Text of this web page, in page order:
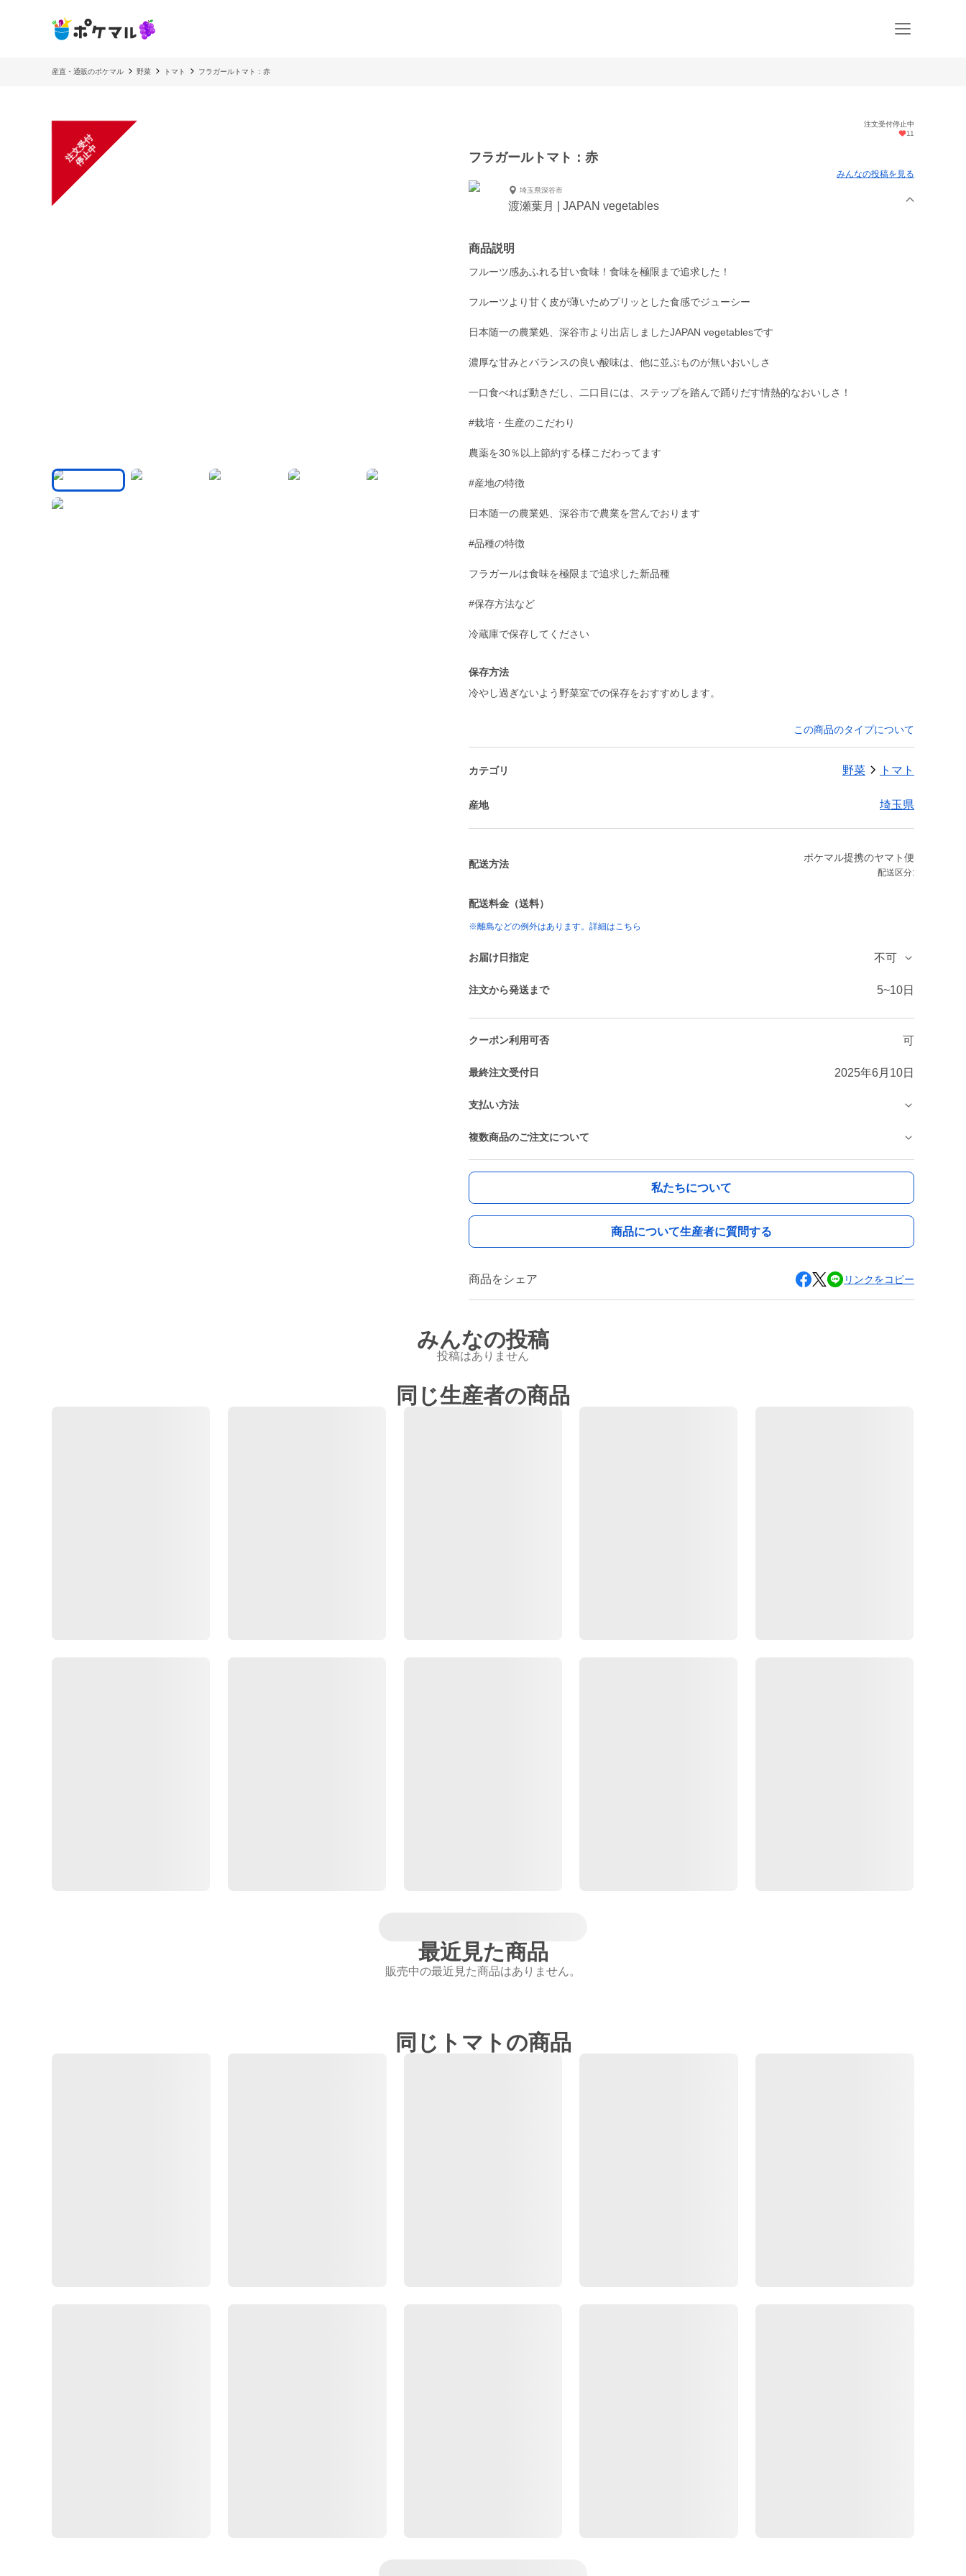
産直・通販のポケマル 野菜 トマト フラガールトマト：赤
注
文
受
付
停
止
中
注文受付停止中
11
フラガールトマト：赤
みんなの投稿を見る
埼玉県深谷市
渡瀬葉月 | JAPAN vegetables
商品説明
フルーツ感あふれる甘い食味！食味を極限まで追求した！
フルーツより甘く皮が薄いためプリッとした食感でジューシー
日本随一の農業処、深谷市より出店しましたJAPAN vegetablesです
濃厚な甘みとバランスの良い酸味は、他に並ぶものが無いおいしさ
一口食べれば動きだし、二口目には、ステップを踏んで踊りだす情熱的なおいしさ！
#栽培・生産のこだわり
農薬を30％以上節約する様こだわってます
#産地の特徴
日本随一の農業処、深谷市で農業を営んでおります
#品種の特徴
フラガールは食味を極限まで追求した新品種
#保存方法など
冷蔵庫で保存してください
保存方法
冷やし過ぎないよう野菜室での保存をおすすめします。
この商品のタイプについて
カテゴリ 野菜 トマト
産地 埼玉県
配送方法
ポケマル提携のヤマト便
配送区分:
配送料金（送料）
※離島などの例外はあります。詳細はこちら
お届け日指定 不可
注文から発送まで 5~10日
クーポン利用可否 可
最終注文受付日 2025年6月10日
支払い方法
複数商品のご注文について
私たちについて
商品について生産者に質問する
商品をシェア リンクをコピー
みんなの投稿
投稿はありません
同じ生産者の商品
最近見た商品
販売中の最近見た商品はありません。
同じトマトの商品